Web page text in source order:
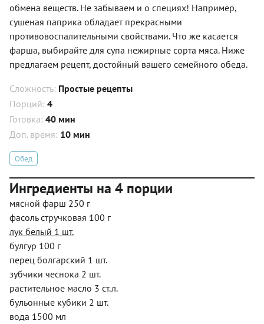
обмена веществ. Не забываем и о специях! Например,
сушеная паприка обладает прекрасными
противовоспалительными свойствами. Что же касается
фарша, выбирайте для супа нежирные сорта мяса. Ниже
предлагаем рецепт, достойный вашего семейного обеда.
Сложность: Простые рецепты
Порций: 4
Готовка: 40 мин
Доп. время: 10 мин
Обед
Ингредиенты на 4 порции
мясной фарш 250 г
фасоль стручковая 100 г
лук белый 1 шт.
булгур 100 г
перец болгарский 1 шт.
зубчики чеснока 2 шт.
растительное масло 3 ст.л.
бульонные кубики 2 шт.
вода 1500 мл